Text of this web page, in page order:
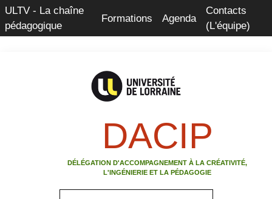
ULTV - La chaîne
pédagogique
Formations Agenda
Contacts
(L'équipe)
DACIP
DÉLÉGATION D'ACCOMPAGNEMENT À LA CRÉATIVITÉ,
L'INGÉNIERIE ET LA PÉDAGOGIE